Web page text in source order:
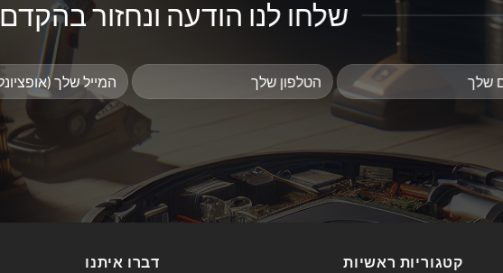
שלחו לנו הודעה ונחזור בהקדם
קטגוריות ראשיות דברו איתנו